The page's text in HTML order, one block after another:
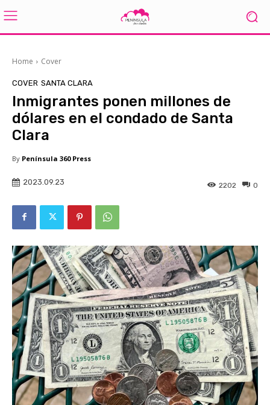
Home Cover
COVER SANTA CLARA
Inmigrantes ponen millones de
dólares en el condado de Santa
Clara
By Península 360 Press
2023.09.23 0
2202